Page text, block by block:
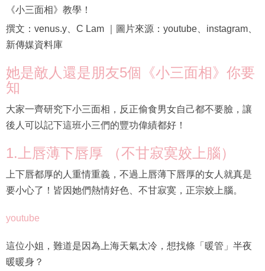
《小三面相》教學！
撰文：venus.y、C Lam ｜圖片來源：youtube、instagram、
新傳媒資料庫
她是敵人還是朋友5個《小三面相》你要
知
大家一齊研究下小三面相，反正偷食男女自己都不要臉，讓
後人可以記下這班小三們的豐功偉績都好！
1.上唇薄下唇厚 （不甘寂寞姣上腦）
上下唇都厚的人重情重義，不過上唇薄下唇厚的女人就真是
要小心了！皆因她們熱情好色、不甘寂寞，正宗姣上腦。
youtube
這位小姐，難道是因為上海天氣太冷，想找條「暖管」半夜
暖暖身？